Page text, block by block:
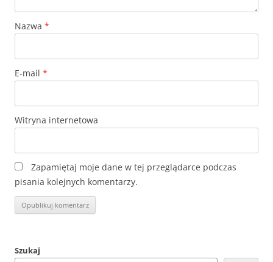
Nazwa *
E-mail *
Witryna internetowa
Zapamiętaj moje dane w tej przeglądarce podczas
pisania kolejnych komentarzy.
Szukaj